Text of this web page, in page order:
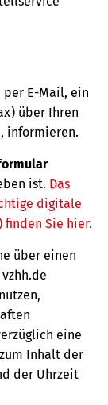
E-Mail, ein
über Ihren
informieren.
ist. Das
digitale
finden Sie hier.
über einen
eine
Inhalt der
der Uhrzeit